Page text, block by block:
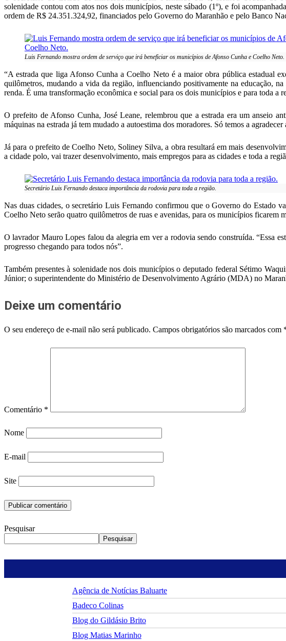
solenidade contou com atos nos dois municípios, neste sábado (1º), e foi
ordem de R$ 24.351.324,92, financiados pelo Governo do Maranhão e pelo Banco
Luis Fernando mostra ordem de serviço que irá beneficiar os municípios de Afonso Cunha e Coelho Neto.
“A estrada que liga Afonso Cunha a Coelho Neto é a maior obra pública estadual
quilômetros, mudando a vida da região, influenciando positivamente na educação,
renda. É uma transformação econômica e social para os dois municípios e para toda a
O prefeito de Afonso Cunha, José Leane, relembrou que a estrada era um anseio
máquinas na estrada já tem mudado a autoestima dos moradores. Só temos a
Já para o prefeito de Coelho Neto, Soliney Silva, a obra resultará em mais
a cidade polo, vai trazer desenvolvimento, mais empregos para as cidades e toda a
Secretário Luis Fernando destaca importância da rodovia para toda a região.
Nas duas cidades, o secretário Luis Fernando confirmou que o Governo do Estado
Coelho Neto serão quatro quilômetros de ruas e avenidas, para os municípios ficarem
O lavrador Mauro Lopes falou da alegria em ver a rodovia sendo construída. “Essa
progresso chegando para todos nós”.
Também presentes à solenidade nos dois municípios o deputado federal Sétimo
Júnior; o superintendente do Ministério de Desenvolvimento Agrário (MDA) no
Deixe um comentário
O seu endereço de e-mail não será publicado. Campos obrigatórios são marcados com
Comentário *
Nome
E-mail
Site
Pesquisar
Pesquisar
Agência de Notícias Baluarte
Badeco Colinas
Blog do Gildásio Brito
Blog Matias Marinho